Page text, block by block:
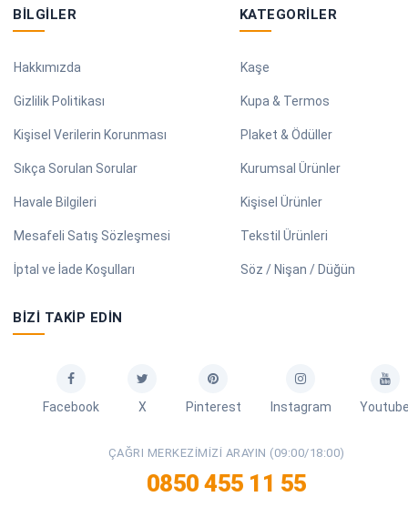
BILGILER
Hakkımızda
Gizlilik Politikası
Kişisel Verilerin Korunması
Sıkça Sorulan Sorular
Havale Bilgileri
Mesafeli Satış Sözleşmesi
İptal ve İade Koşulları
KATEGORILER
Kaşe
Kupa & Termos
Plaket & Ödüller
Kurumsal Ürünler
Kişisel Ürünler
Tekstil Ürünleri
Söz / Nişan / Düğün
BIZI TAKIP EDIN
Facebook X Pinterest Instagram
ÇAĞRI MERKEZIMIZI ARAYIN (09:00/18:00)
0850 455 11 55